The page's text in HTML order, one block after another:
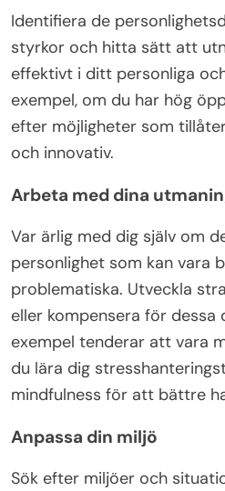
Identifiera de
styrkor och hitta sätt att
effektivt i ditt personliga
exempel, om du har hög
efter möjligheter som
och innovativ.
Arbeta med dina
Var ärlig med dig själv om
personlighet som kan vara
problematiska. Utveckla
eller kompensera för dessa
exempel tenderar att vara
du lära dig
mindfulness för att bättre
Anpassa din miljö
Sök efter miljöer och